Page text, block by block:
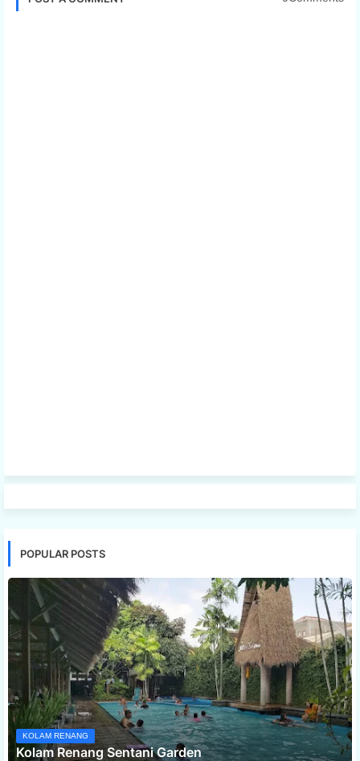
POPULAR POSTS
KOLAM RENANG
Kolam Renang Sentani Garden